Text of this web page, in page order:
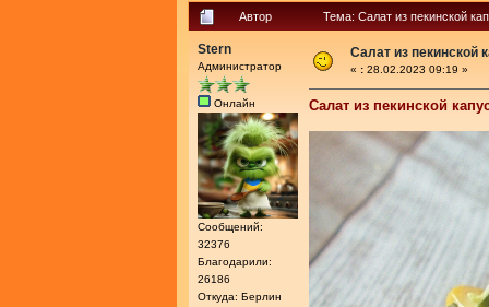
Автор Тема: Салат из пекинской
Stern
Администратор
Онлайн
Сообщений:
32376
Благодарили:
26186
Откуда: Берлин
Салат из пекинской
« : 28.02.2023 09:19 »
Салат из пекинской